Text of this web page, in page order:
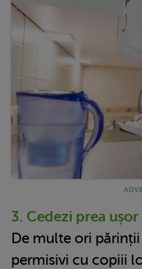
3. Cedezi prea ușor
De multe ori
permisivi cu copiii